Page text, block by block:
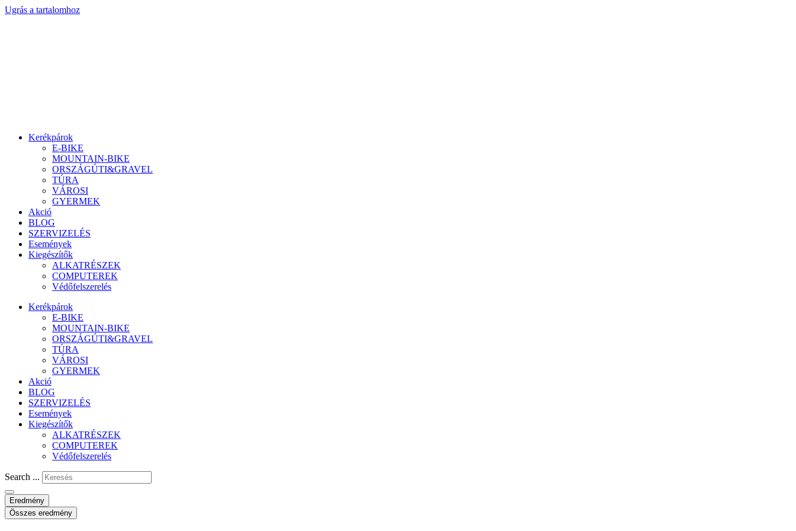
Ugrás a tartalomhoz
Kerékpárok
E-BIKE
MOUNTAIN-BIKE
ORSZÁGÚTI&GRAVEL
TÚRA
VÁROSI
GYERMEK
Akció
BLOG
SZERVIZELÉS
Események
Kiegészítők
ALKATRÉSZEK
COMPUTEREK
Védőfelszerelés
Kerékpárok
E-BIKE
MOUNTAIN-BIKE
ORSZÁGÚTI&GRAVEL
TÚRA
VÁROSI
GYERMEK
Akció
BLOG
SZERVIZELÉS
Események
Kiegészítők
ALKATRÉSZEK
COMPUTEREK
Védőfelszerelés
Search ...
Eredmény
Összes eredmény